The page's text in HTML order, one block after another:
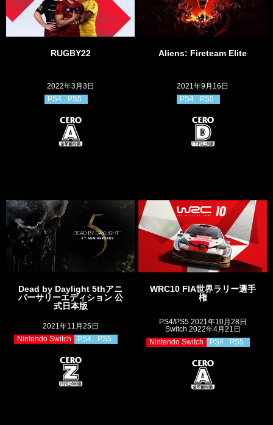
RUGBY22
2022年3月3日
PS4
PS5
Aliens: Fireteam Elite
2021年9月16日
PS4
PS5
Dead by Daylight 5thアニ
バーサリーエディション 公
式日本版
2021年11月25日
Nintendo Switch
PS4 PS5
WRC10 FIA世界ラリー選手
権
PS4/PS5 2021年10月28日
Switch 2022年4月21日
Nintendo Switch
PS4 PS5